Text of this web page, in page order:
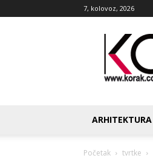
7, kolovoz, 2026
ARHITEKTURA
Početak tvrtke